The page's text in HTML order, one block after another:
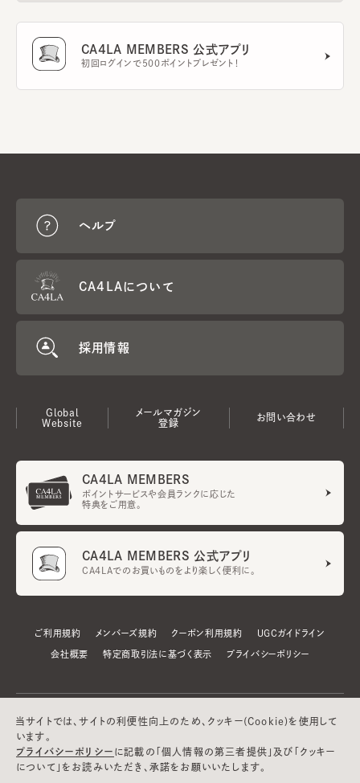
CA4LA MEMBERS 公式アプリ
初回ログインで500ポイントプレゼント！
ヘルプ
CA4LAについて
採用情報
Global
Website
メールマガジン
登録
お問い合わせ
CA4LA MEMBERS
ポイントサービスや会員ランクに応じた
特典をご用意。
CA4LA MEMBERS 公式アプリ
CA4LAでのお買いものをより楽しく便利に。
ご利用規約 メンバーズ規約 クーポン利用規約 UGCガイドライン
会社概要 特定商取引法に基づく表示 プライバシーポリシー
当サイトでは、サイトの利便性向上のため、クッキー(Cookie)を使用して
います。
プライバシーポリシー に記載の「個人情報の第三者提供」及び「クッキー
について」をお読みいただき、承諾をお願いいたします。